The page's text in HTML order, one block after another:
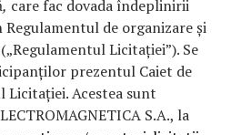
, care fac dovada îndeplinirii
de organizare și
Licitației”). Se
prezentul Caiet de
Licitației. Acestea sunt
S.A., la